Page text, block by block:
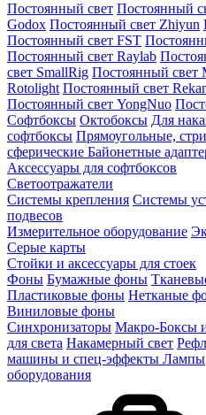
Постоянный свет Постоянный
Godox Постоянный свет Zhiyun
Постоянный свет FST
Постоянный свет Raylab
свет SmallRig Постоянный свет
Rotolight Постоянный свет
Постоянный свет YongNuo
Софтбоксы Октобоксы Для
софтбоксы Прямоугольные,
сферические Байонетныe
Аксессуары для софтбоксов
Светоотражатели
Системы крепления Системы
подвесов
Измерительное оборудование
Серые карты
Стойки и аксессуары для стоек
Фоны Бумажные фоны
Пластиковые фоны Нетканые
Виниловые фоны
Синхронизаторы Макро-Боксы
для света Накамерный свет
машины и спец-эффекты Лампы
оборудования